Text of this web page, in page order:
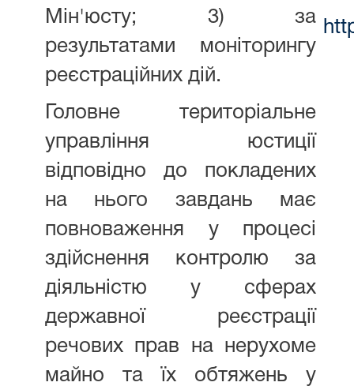
Мін'юсту; 3) за
результатами моніторингу
реєстраційних дій.
Головне територіальне
управління юстиції
відповідно до покладених
на нього завдань має
повноваження у процесі
здійснення контролю за
діяльністю у сферах
державної реєстрації
речових прав на нерухоме
майно та їх обтяжень у